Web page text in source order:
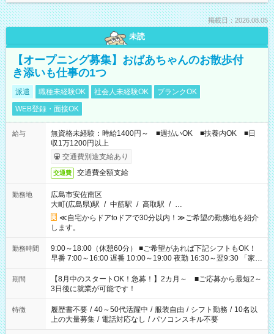
掲載日：2026.08.05
未読
【オープニング募集】おばあちゃんのお散歩付
き添いも仕事の1つ
派遣 職種未経験OK 社会人未経験OK
ブランクOK
WEB登録・面接OK
給与
無資格未経験：時給1400円～ ■週払いOK ■扶養内OK ■日
収1万1200円以上
交通費別途支給あり
交通費 交通費全額支給
勤務地
広島市安佐南区
大町(広島県)駅 / 中筋駅 / 高取駅 / …
≪自宅からドアtoドアで30分以内！≫ご希望の勤務地を紹介
します。
勤務時間
9:00～18:00（休憩60分） ■ご希望があれば下記シフトもOK！
早番 7:00～16:00 遅番 10:00～19:00 夜勤 16:30～翌9:30 「家族
と休みを合わせたい」 「余裕を持って夕飯の準備がしたい」
「できれば残業はしたくない」 など、ご希望を教えてください
ね。 ※Wワーク希望の方へ 今ご覧のお仕事で希望する勤務時間
と、もう1つのお仕事の勤務時間。 合計で週40時間を超える場
合は応募できません。
期間
【8月中のスタートOK！急募！】2カ月～ ■ご応募から最短2～
3日後に就業が可能です！
特徴 履歴書不要 / 40～50代活躍中 / 服装自由 / シフト勤務 / 10名以
上の大量募集 / 電話対応なし / パソコンスキル不要